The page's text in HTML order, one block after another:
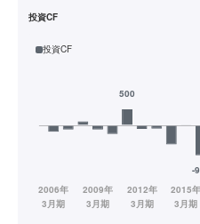
投資CF
投資CF